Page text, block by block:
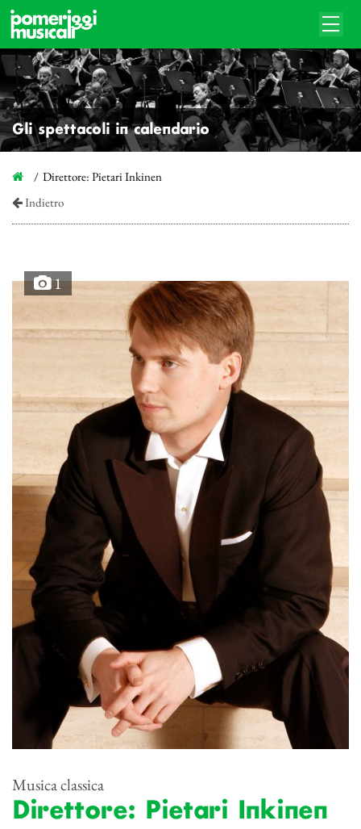
Gli spettacoli in calendario
Direttore: Pietari Inkinen
Indietro
1
Musica classica
Direttore: Pietari Inkinen